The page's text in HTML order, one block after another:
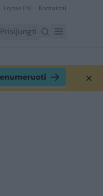
Lrytas EN Kontaktai
Prisijungti